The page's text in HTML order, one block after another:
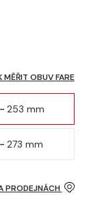
MĚŘIT OBUV FARE
-253 mm
273 mm
PRODEJNÁCH